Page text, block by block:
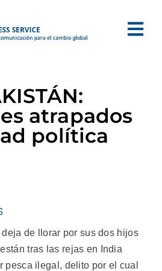
atrapados
política
de llorar por sus dos hijos
tras las rejas en India
pesca ilegal, delito por el cual